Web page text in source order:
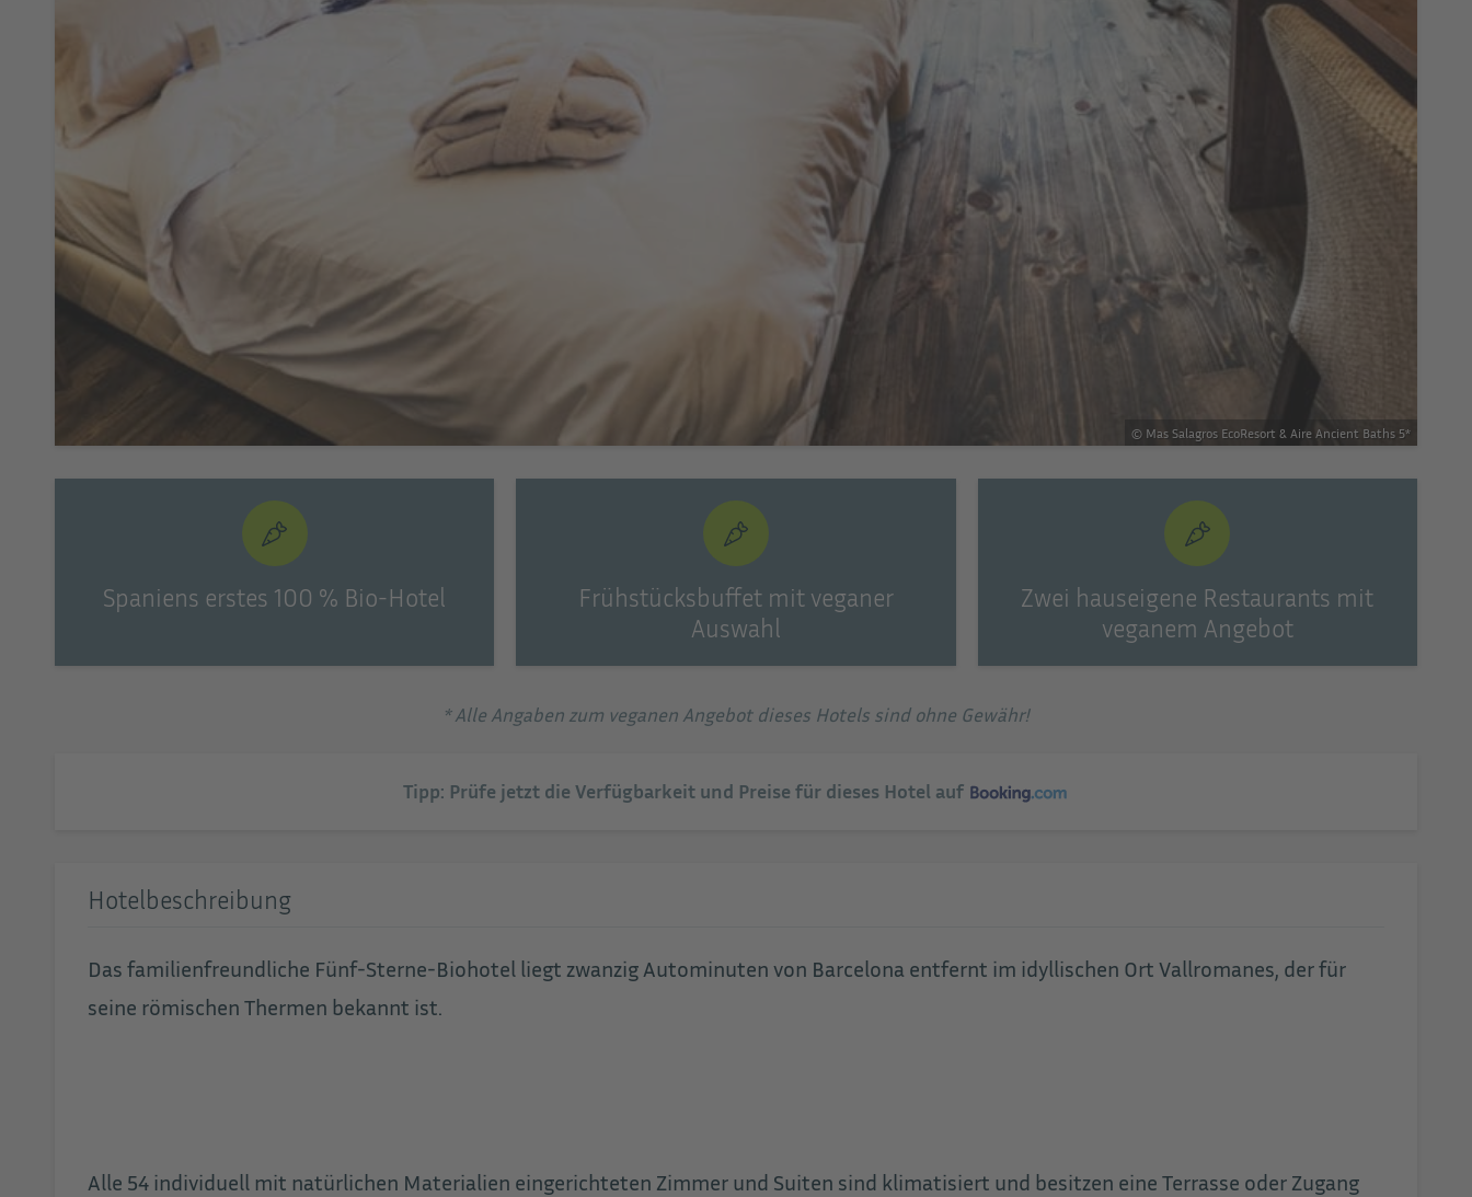
© Mas Salagros EcoResort & Aire Ancient Baths 5*
Spaniens erstes 100 % Bio-Hotel
Frühstücksbuffet mit veganer
Auswahl
Zwei hauseigene Restaurants mit
veganem Angebot
* Alle Angaben zum veganen Angebot dieses Hotels sind ohne Gewähr!
Tipp: Prüfe jetzt die Verfügbarkeit und Preise für dieses Hotel auf
Hotelbeschreibung
Das familienfreundliche Fünf-Sterne-Biohotel liegt zwanzig Autominuten von Barcelona entfernt im idyllischen Ort Vallromanes, der für
seine römischen Thermen bekannt ist.
Alle 54 individuell mit natürlichen Materialien eingerichteten Zimmer und Suiten sind klimatisiert und besitzen eine Terrasse oder Zugang